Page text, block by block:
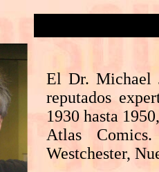
El Dr. Michael
reputados
1930 hasta
Atlas
Westchester,